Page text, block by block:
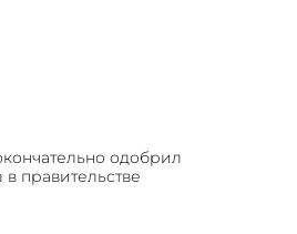
одобрил
правительстве